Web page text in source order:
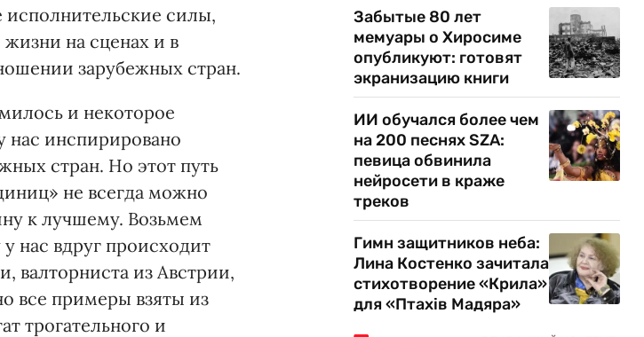
силы,
на сценах и в
зарубежных стран.
и некоторое
нас инспирировано
стран. Но этот путь
не всегда можно
к лучшему. Возьмем
нас вдруг происходит
валторниста из Австрии,
все примеры взяты из
трогательного и
Забытые 80 лет
мемуары о Хиросиме
опубликуют: готовят
экранизацию книги
ИИ обучался более чем
на 200 песнях SZA:
певица обвинила
нейросети в краже
треков
Гимн защитников неба:
Лина Костенко зачитала
стихотворение «Крила»
для «Птахів Мадяра»